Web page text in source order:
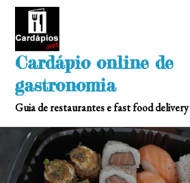
Skip
Cardápio online de
gastronomia
Guia de restaurantes e fast food delivery